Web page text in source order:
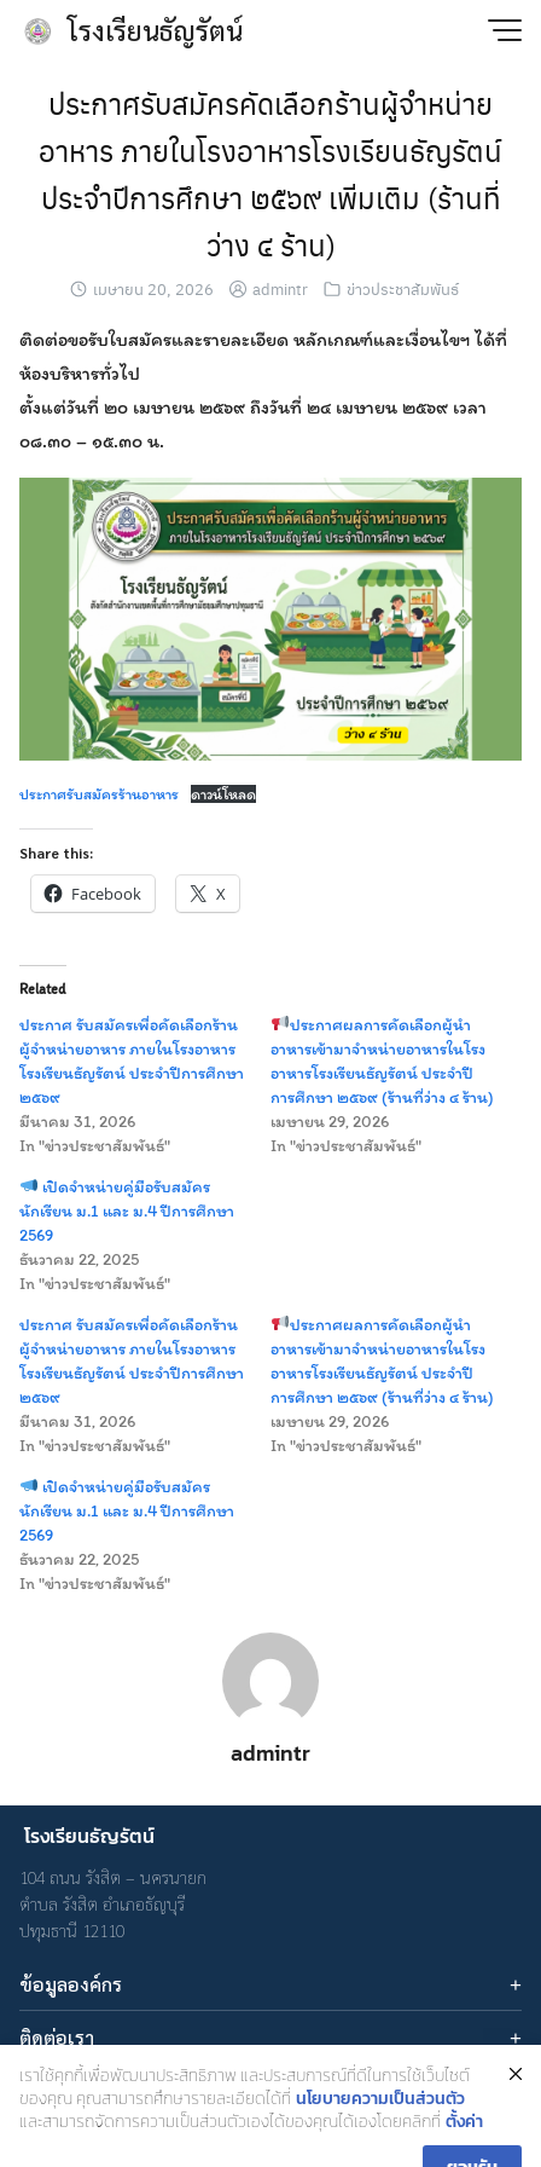
Skip
โรงเรียนธัญรัตน์
Search
for:
ประกาศรับสมัครคัดเลือกร้านผู้จำหน่าย
อาหาร ภายในโรงอาหารโรงเรียนธัญรัตน์
ประจำปีการศึกษา ๒๕๖๙ เพิ่มเติม (ร้านที่
ว่าง ๔ ร้าน)
เมษายน 20, 2026 admintr ข่าวประชาสัมพันธ์
ติดต่อขอรับใบสมัครและรายละเอียด หลักเกณฑ์และเงื่อนไขฯ ได้ที่
ห้องบริหารทั่วไป
ตั้งแต่วันที่ ๒๐ เมษายน ๒๕๖๙ ถึงวันที่ ๒๔ เมษายน ๒๕๖๙ เวลา
๐๘.๓๐ – ๑๕.๓๐ น.
ประกาศรับสมัครร้านอาหาร ดาวน์โหลด
Share this:
Facebook X
Related
ประกาศ รับสมัครเพื่อคัดเลือกร้าน
ผู้จำหน่ายอาหาร ภายในโรงอาหาร
โรงเรียนธัญรัตน์ ประจำปีการศึกษา
๒๕๖๙
มีนาคม 31, 2026
In "ข่าวประชาสัมพันธ์"
ประกาศผลการคัดเลือกผู้นำ
อาหารเข้ามาจำหน่ายอาหารในโรง
อาหารโรงเรียนธัญรัตน์ ประจำปี
การศึกษา ๒๕๖๙ (ร้านที่ว่าง ๔ ร้าน)
เมษายน 29, 2026
In "ข่าวประชาสัมพันธ์"
เปิดจำหน่ายคู่มือรับสมัคร
นักเรียน ม.1 และ ม.4 ปีการศึกษา
2569
ธันวาคม 22, 2025
In "ข่าวประชาสัมพันธ์"
ประกาศ รับสมัครเพื่อคัดเลือกร้าน
ผู้จำหน่ายอาหาร ภายในโรงอาหาร
โรงเรียนธัญรัตน์ ประจำปีการศึกษา
๒๕๖๙
มีนาคม 31, 2026
In "ข่าวประชาสัมพันธ์"
ประกาศผลการคัดเลือกผู้นำ
อาหารเข้ามาจำหน่ายอาหารในโรง
อาหารโรงเรียนธัญรัตน์ ประจำปี
การศึกษา ๒๕๖๙ (ร้านที่ว่าง ๔ ร้าน)
เมษายน 29, 2026
In "ข่าวประชาสัมพันธ์"
เปิดจำหน่ายคู่มือรับสมัคร
นักเรียน ม.1 และ ม.4 ปีการศึกษา
2569
ธันวาคม 22, 2025
In "ข่าวประชาสัมพันธ์"
admintr
โรงเรียนธัญรัตน์
104 ถนน รังสิต – นครนายก
ตำบล รังสิต อำเภอธัญบุรี
ปทุมธานี 12110
ข้อมูลองค์กร
บทความ
เกี่ยวกับเรา
นโยบายความเป็นส่วนตัว
ติดต่อเรา
อีเมล : admin@thanyarat.ac.th
โทรศัพท์: 02-577-1577
เครือข่ายสังคมออนไลน์
เราใช้คุกกี้เพื่อพัฒนาประสิทธิภาพ และประสบการณ์ที่ดีในการใช้เว็บไซต์
ของคุณ คุณสามารถศึกษารายละเอียดได้ที่ นโยบายความเป็นส่วนตัว
และสามารถจัดการความเป็นส่วนตัวเองได้ของคุณได้เองโดยคลิกที่ ตั้งค่า